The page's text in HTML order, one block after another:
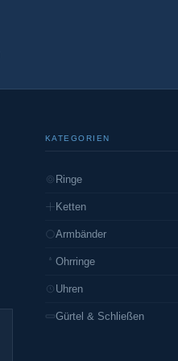
KATEGORIEN
Ringe
Ketten
Armbänder
Ohrringe
Uhren
Gürtel & Schließen